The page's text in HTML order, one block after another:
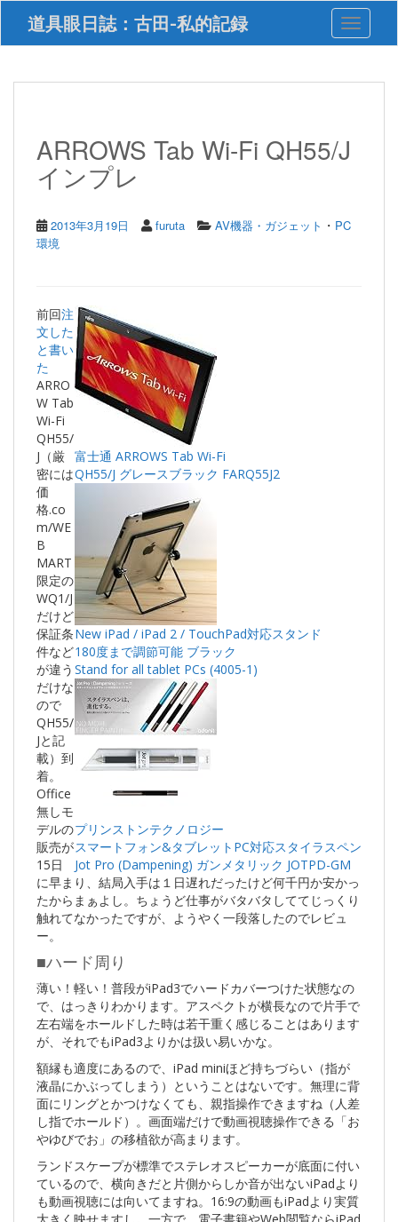
i
道具眼日誌：古田-私的記録 Toggle
ARROWS Tab Wi-Fi QH55/J
インプレ
2013年3月19日 furuta AV機器・ガジェット ・ PC
環境
富士通 ARROWS Tab Wi-Fi
QH55/J グレースブラック FARQ55J2
New iPad / iPad 2 / TouchPad対応スタンド
180度まで調節可能 ブラック
Stand for all tablet PCs (4005-1)
プリンストンテクノロジー
スマートフォン&タブレットPC対応スタイラスペン
Jot Pro (Dampening) ガンメタリック JOTPD-GM
前回注
文した
と書い
た
ARRO
W Tab
Wi-Fi
QH55/
J（厳
密には
価
格.co
m/WE
B
MART
限定の
WQ1/J
だけど
保証条
件など
が違う
だけな
ので
QH55/
Jと記
載）到
着。
Office
無しモ
デルの
販売が
15日
に早まり、結局入手は１日遅れだったけど何千円か安かっ
たからまぁよし。ちょうど仕事がバタバタしててじっくり
触れてなかったですが、ようやく一段落したのでレビュ
ー。
■ハード周り
薄い！軽い！普段がiPad3でハードカバーつけた状態なの
で、はっきりわかります。アスペクトが横長なので片手で
左右端をホールドした時は若干重く感じることはあります
が、それでもiPad3よりかは扱い易いかな。
額縁も適度にあるので、iPad miniほど持ちづらい（指が
液晶にかぶってしまう）ということはないです。無理に背
面にリングとかつけなくても、親指操作できますね（人差
し指でホールド）。画面端だけで動画視聴操作できる「お
やゆびでお」の移植欲が高まります。
ランドスケープが標準でステレオスピーカーが底面に付い
ているので、横向きだと片側からしか音が出ないiPadより
も動画視聴には向いてますね。16:9の動画もiPadより実質